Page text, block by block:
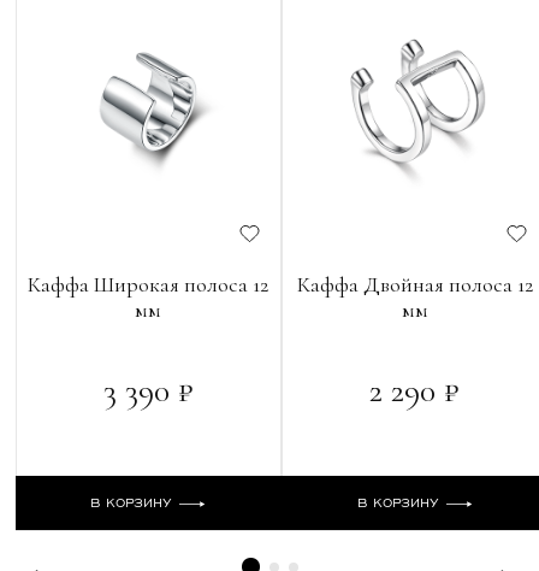
Каффа Широкая полоса 12
мм
3 390 ₽
В КОРЗИНУ
Каффа Двойная полоса 12
мм
2 290 ₽
В КОРЗИНУ